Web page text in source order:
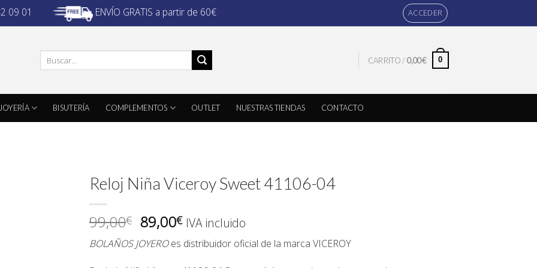
09 01 ENVÍO GRATIS a partir de 60€ ACCEDER
por:
CARRITO /0,00€ 0
JOYERÍA BISUTERÍA COMPLEMENTOS OUTLET NUESTRAS TIENDAS CONTACTO
Reloj Niña Viceroy Sweet 41106-04
99,00€ El
precio
original
89,00€El
precio
actual
IVA incluido
BOLAÑOS JOYEROes distribuidor oficial de la marca VICEROY